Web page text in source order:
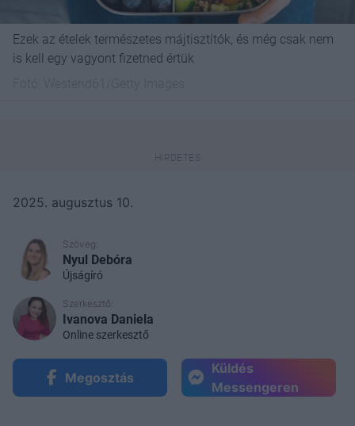
Ezek az ételek természetes májtisztítók, és még csak nem
is kell egy vagyont fizetned értük
2025. augusztus 10.
Szöveg:
Nyul Debóra
Újságíró
Szerkesztő:
Ivanova Daniela
Online szerkesztő
Megosztás
Küldés
Messengeren